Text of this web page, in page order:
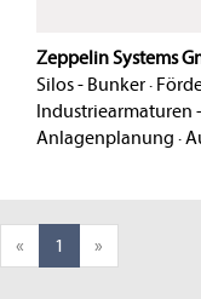
Zeppelin Systems
Silos - Bunker·
Industriearmaturen
Anlagenplanung ·
« 1 »